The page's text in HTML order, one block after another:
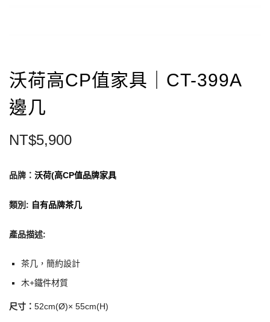
沃荷高CP值家具｜CT-399A
邊几
NT$5,900
品牌： 沃荷(高CP值品牌家具
類別 : 自有品牌茶几
產品描述:
茶几，簡約設計
木+鐵件材質
尺寸： 52cm(Ø)× 55cm(H)